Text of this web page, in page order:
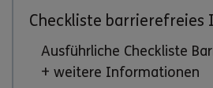
Checkliste barrierefreies
Ausführliche Checkliste
+ weitere Informationen